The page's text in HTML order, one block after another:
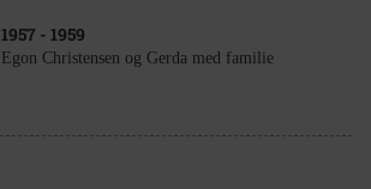
1957 - 1959
Egon Christensen og Gerda med familie